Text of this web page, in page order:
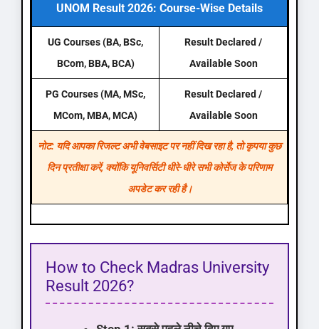
UNOM Result 2026: Course-Wise Details
UG Courses (BA, BSc,
BCom, BBA, BCA)
Result Declared /
Available Soon
PG Courses (MA, MSc,
MCom, MBA, MCA)
Result Declared /
Available Soon
नोट: यदि आपका रिजल्ट अभी वेबसाइट पर नहीं दिख रहा है, तो कृपया कुछ
दिन प्रतीक्षा करें, क्योंकि यूनिवर्सिटी धीरे-धीरे सभी कोर्सेज के परिणाम
अपडेट कर रही है।
How to Check Madras University
Result 2026?